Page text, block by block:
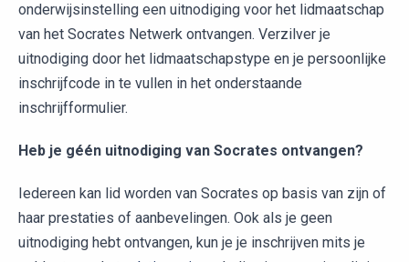
onderwijsinstelling een uitnodiging voor het lidmaatschap
van het Socrates Netwerk ontvangen. Verzilver je
uitnodiging door het lidmaatschapstype en je persoonlijke
inschrijfcode in te vullen in het onderstaande
inschrijfformulier.
Heb je géén uitnodiging van Socrates ontvangen?
Iedereen kan lid worden van Socrates op basis van zijn of
haar prestaties of aanbevelingen. Ook als je geen
uitnodiging hebt ontvangen, kun je je inschrijven mits je